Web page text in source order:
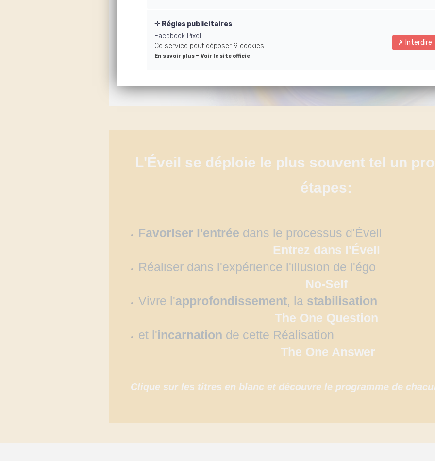
L'Éveil se déploie le plus souvent tel un
étapes:
Favoriser l'entrée dans le processus d'Éveil
Entrez dans l'Éveil
Réaliser dans l'expérience l'illusion de l'égo
No-Self
Vivre l'approfondissement, la stabilisation
The One Question
et l'incarnation de cette Réalisation
The One Answer
Clique sur les titres en blanc et découvre le programme de
Régies publicitaires
Facebook Pixel
Ce service peut déposer 9 cookies.
En savoir plus - Voir le site officiel
Interdire